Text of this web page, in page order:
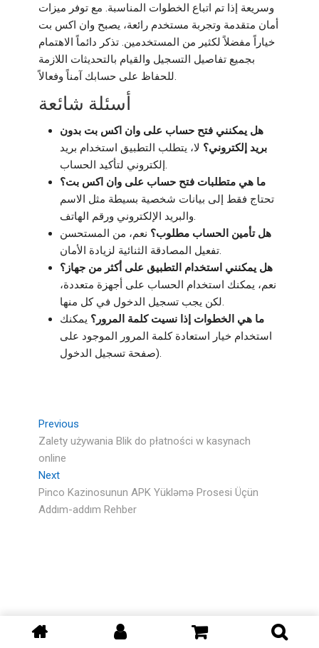
وسريعة إذا تم اتباع الخطوات المناسبة. مع توفر ميزات
أمان متقدمة وتجربة مستخدم رائعة، يصبح وان اكس بت
خياراً مفضلاً لكثير من المستخدمين. تذكر دائماً الاهتمام
بجميع تفاصيل التسجيل والقيام بالتحديثات اللازمة
للحفاظ على حسابك آمناً وفعالاً.
أسئلة شائعة
هل يمكنني فتح حساب على وان اكس بت بدون
بريد إلكتروني؟ لا، يتطلب التطبيق استخدام بريد
إلكتروني لتأكيد الحساب.
ما هي متطلبات فتح حساب على وان اكس بت؟
تحتاج فقط إلى بيانات شخصية بسيطة مثل الاسم
والبريد الإلكتروني ورقم الهاتف.
هل تأمين الحساب مطلوب؟ نعم، من المستحسن
تفعيل المصادقة الثنائية لزيادة الأمان.
هل يمكنني استخدام التطبيق على أكثر من جهاز؟
نعم، يمكنك استخدام الحساب على أجهزة متعددة،
لكن يجب تسجيل الدخول في كل منها.
ما هي الخطوات إذا نسيت كلمة المرور؟ يمكنك
استخدام خيار استعادة كلمة المرور الموجود على
صفحة تسجيل الدخول).
Previous
Zalety używania Blik do płatności w kasynach
online
Next
Pinco Kazinosunun APK Yükləmə Prosesi Üçün
Addım-addım Rehber